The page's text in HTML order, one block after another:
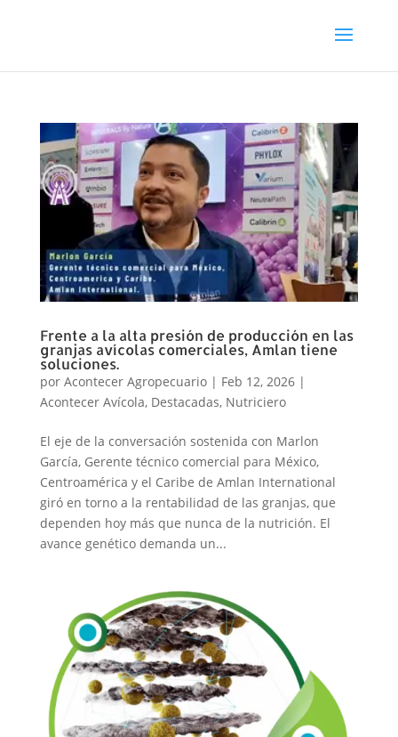
Frente a la alta presión de producción en las
granjas avícolas comerciales, Amlan tiene
soluciones.
por Acontecer Agropecuario| Feb 12, 2026|
Acontecer Avícola, Destacadas, Nutriciero
El eje de la conversación sostenida con Marlon
García, Gerente técnico comercial para México,
Centroamérica y el Caribe de Amlan International
giró en torno a la rentabilidad de las granjas, que
dependen hoy más que nunca de la nutrición. El
avance genético demanda un...